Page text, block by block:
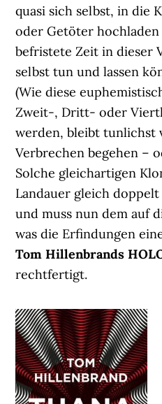
quasi sich selbst, in die
oder Getöter
befristete Zeit in dieser
selbst tun und lassen
(Wie diese
Zweit-, Dritt- oder
werden, bleibt tunlichst
Verbrechen begehen –
Solche gleichartigen
Landauer gleich
und muss nun dem auf
was die Erfindungen
Tom Hillenbrands
rechtfertigt.